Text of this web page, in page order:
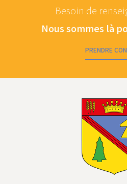
Besoin de
Nous sommes là
PRENDRE